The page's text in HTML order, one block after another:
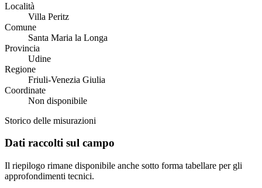
Località
Villa Peritz
Comune
Santa Maria la Longa
Provincia
Udine
Regione
Friuli-Venezia Giulia
Coordinate
Non disponibile
Storico delle misurazioni
Dati raccolti sul campo
Il riepilogo rimane disponibile anche sotto forma tabellare per gli
approfondimenti tecnici.